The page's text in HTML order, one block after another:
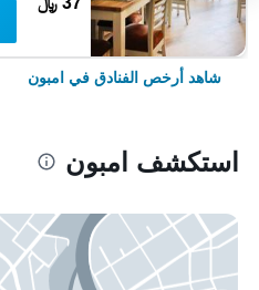
شاهد أرخص الفنادق في امبون
استكشف امبون